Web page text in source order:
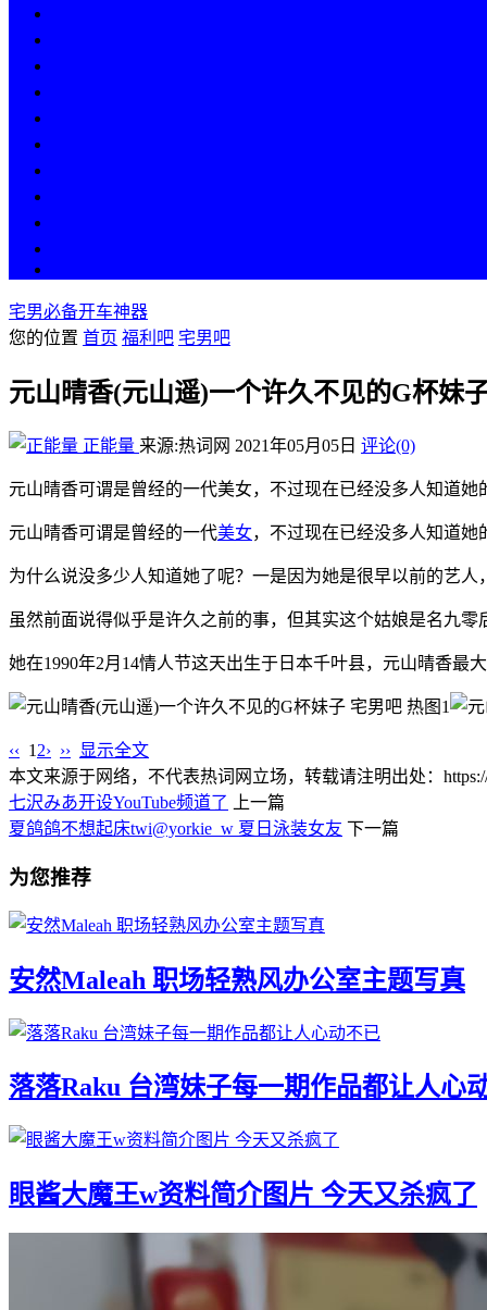
宅男必备开车神器
您的位置 首页 福利吧 宅男吧
元山晴香(元山遥)一个许久不见的G杯妹
正能量 来源:热词网 2021年05月05日 评论(0)
元山晴香可谓是曾经的一代美女，不过现在已经没多人知道
元山晴香可谓是曾经的一代美女，不过现在已经没多人知道
为什么说没多少人知道她了呢？一是因为她是很早以前的艺
虽然前面说得似乎是许久之前的事，但其实这个姑娘是名九零
她在1990年2月14情人节这天出生于日本千叶县，元山晴香
‹‹ 1 2› ›› 显示全文
本文来源于网络，不代表热词网立场，转载请注明出处：
七沢みあ开设YouTube频道了
上一篇
夏鸽鸽不想起床twi@yorkie_w 夏日泳装女友 下一篇
为您推荐
安然Maleah 职场轻熟风办公室主题写真
落落Raku 台湾妹子每一期作品都让人心
眼酱大魔王w资料简介图片 今天又杀疯了